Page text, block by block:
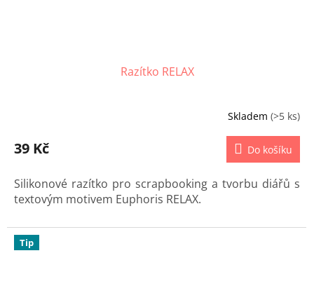
Razítko RELAX
Skladem (>5 ks)
39 Kč Do košíku
Silikonové razítko pro scrapbooking a tvorbu diářů s
textovým motivem Euphoris RELAX.
Tip